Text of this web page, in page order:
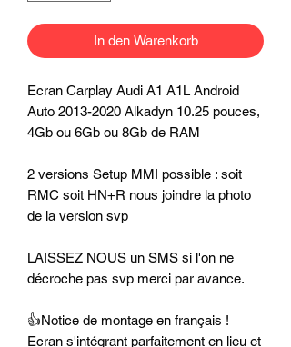
In den Warenkorb
Ecran Carplay Audi A1 A1L Android
Auto 2013-2020 Alkadyn 10.25 pouces,
4Gb ou 6Gb ou 8Gb de RAM
2 versions Setup MMI possible : soit
RMC soit HN+R nous joindre la photo
de la version svp
LAISSEZ NOUS un SMS si l'on ne
décroche pas svp merci par avance.
👍Notice de montage en français !
Ecran s'intégrant parfaitement en lieu et